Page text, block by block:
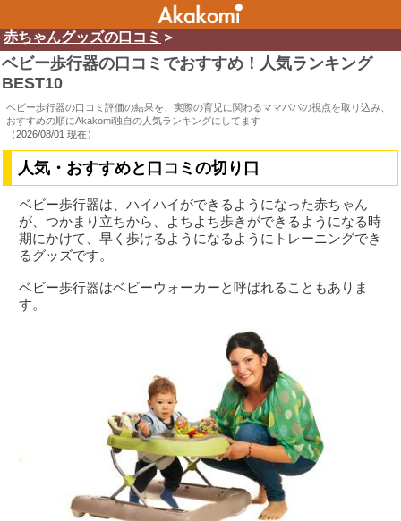
赤ちゃんグッズの口コミ ＞
ベビー歩行器の口コミでおすすめ！人気ランキング
BEST10
ベビー歩行器の口コミ評価の結果を、実際の育児に関わるママパパの視点を取り込み、
おすすめの順にAkakomi独自の人気ランキングにしてます
（2026/08/01 現在）
人気・おすすめと口コミの切り口
ベビー歩行器は、ハイハイができるようになった赤ちゃん
が、つかまり立ちから、よちよち歩きができるようになる時
期にかけて、早く歩けるようになるようにトレーニングでき
るグッズです。
ベビー歩行器はベビーウォーカーと呼ばれることもありま
す。